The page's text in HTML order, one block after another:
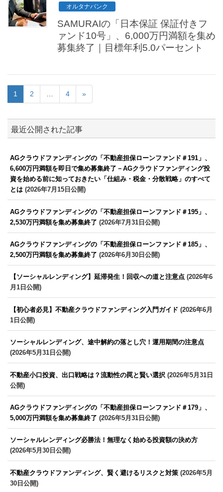
オルタナバンク
SAMURAIの「日本保証 保証付きフ
ァンド10号」、6,000万円満額を集め
募集終了｜目標年利5.0パーセント
1 2 4 »
最近公開された記事
AGクラウドファンディングの「不動産担保ローンファンド＃191」、
6,600万円満額を即日で集め募集終了－AGクラウドファンディング投
資を始める前に知っておきたい「仕組み・税金・分散戦略」のすべて
とは (2026年7月15日公開)
AGクラウドファンディングの「不動産担保ローンファンド＃195」、
2,530万円満額を集め募集終了 (2026年7月31日公開)
AGクラウドファンディングの「不動産担保ローンファンド＃185」、
2,500万円満額を集め募集終了 (2026年6月30日公開)
【ソーシャルレンディング】延滞発生！回収への道と注意点 (2026年6
月1日公開)
【初心者必見】不動産クラウドファンディング入門ガイド (2026年6月
1日公開)
ソーシャルレンディング、途中解約の落とし穴！運用期間の注意点
(2026年5月31日公開)
不動産小口投資、出口戦略は？流動性の罠と賢い選択 (2026年5月31日
公開)
AGクラウドファンディングの「不動産担保ローンファンド＃179」、
5,000万円満額を集め募集終了 (2026年5月31日公開)
ソーシャルレンディング必勝法！無理なく始める投資額の決め方
(2026年5月30日公開)
不動産クラウドファンディング、賢く避けるリスクと対策 (2026年5月
30日公開)